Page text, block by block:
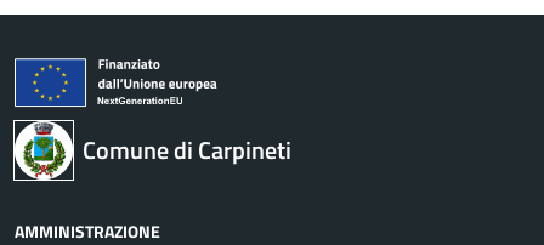
Comune di Carpineti
AMMINISTRAZIONE